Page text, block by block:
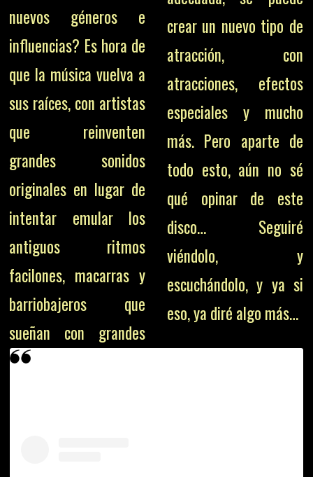
nuevos géneros e
influencias? Es hora de
que la música vuelva a
sus raíces, con artistas
que reinventen
grandes sonidos
originales en lugar de
intentar emular los
antiguos ritmos
facilones, macarras y
barriobajeros que
sueñan con grandes
crear un nuevo tipo de
atracción, con
atracciones, efectos
especiales y mucho
más. Pero aparte de
todo esto, aún no sé
qué opinar de este
disco… Seguiré
viéndolo, y
escuchándolo, y ya si
eso, ya diré algo más…